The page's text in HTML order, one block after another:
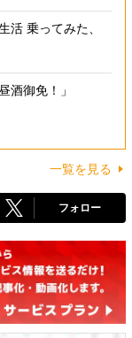
活 乗ってみた、
酒御免！」
一覧を見る
フォロー